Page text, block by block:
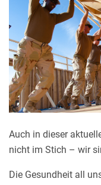
Auch in dieser
nicht im Stich – wir
Die Gesundheit all